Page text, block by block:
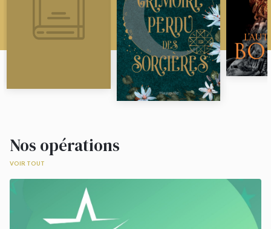
Nos opérations
VOIR TOUT